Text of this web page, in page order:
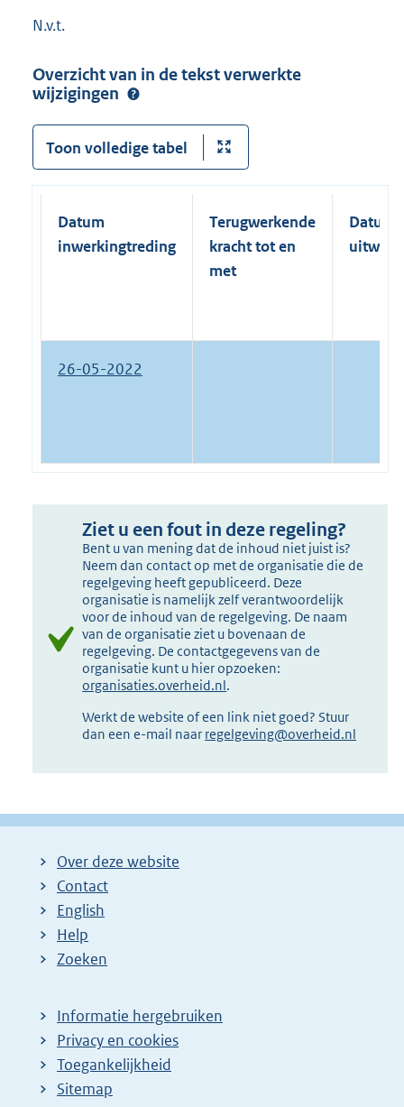
N.v.t.
Overzicht van in de tekst verwerkte
wijzigingen
Toon volledige tabel
Datum
inwerkingtreding
Terugwerkende
kracht tot en
met
Datum
26-05-2022
Ziet u een fout in deze regeling?
Bent u van mening dat de inhoud niet juist is?
Neem dan contact op met de organisatie die de
regelgeving heeft gepubliceerd. Deze
organisatie is namelijk zelf verantwoordelijk
voor de inhoud van de regelgeving. De naam
van de organisatie ziet u bovenaan de
regelgeving. De contactgegevens van de
organisatie kunt u hier opzoeken:
organisaties.overheid.nl.
Werkt de website of een link niet goed? Stuur
dan een e-mail naar regelgeving@overheid.nl
Over deze website
Contact
English
Help
Zoeken
Informatie hergebruiken
Privacy en cookies
Toegankelijkheid
Sitemap